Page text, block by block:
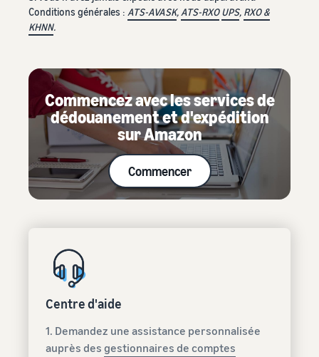
Conditions générales : ATS-AVASK, ATS-RXO UPS, RXO &
KHNN.
Commencez avec les services de
dédouanement et d'expédition
sur Amazon
Commencer
Centre d'aide
1. Demandez une assistance personnalisée
auprès des gestionnaires de comptes